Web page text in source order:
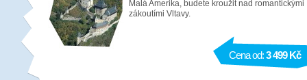
Malá Amerika, budete kroužit nad romantickými
zákoutími Vltavy.
Cena od:3 499 Kč